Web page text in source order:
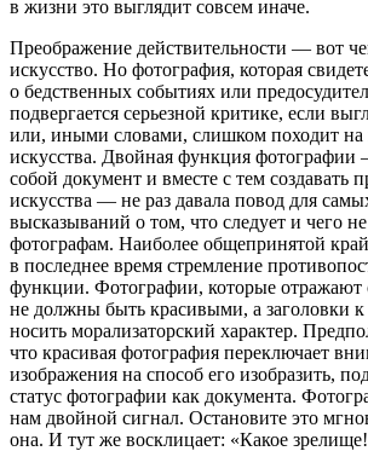
в жизни это выглядит совсем иначе.
Преображение действительности — вот
искусство. Но фотография, которая
о бедственных событиях или
подвергается серьезной критике, если
или, иными словами, слишком походит на
искусства. Двойная функция фотографии
собой документ и вместе с тем создавать
искусства — не раз давала повод для
высказываний о том, что следует и чего не
фотографам. Наиболее общепринятой
в последнее время стремление
функции. Фотографии, которые отражают
не должны быть красивыми, а заголовки
носить морализаторский характер.
что красивая фотография переключает
изображения на способ его изобразить,
статус фотографии как документа.
нам двойной сигнал. Остановите это
она. И тут же восклицает: «Какое